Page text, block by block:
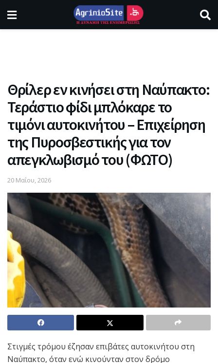
Θρίλερ εν κινήσει στη Ναύπακτο:
Τεράστιο φίδι μπλόκαρε το
τιμόνι αυτοκινήτου – Επιχείρηση
της Πυροσβεστικής για τον
απεγκλωβισμό του (ΦΩΤΟ)
20 Μαΐου, 2026
Στιγμές τρόμου έζησαν επιβάτες αυτοκινήτου στη
Ναύπακτο, όταν ενώ κινούνταν στον δρόμο